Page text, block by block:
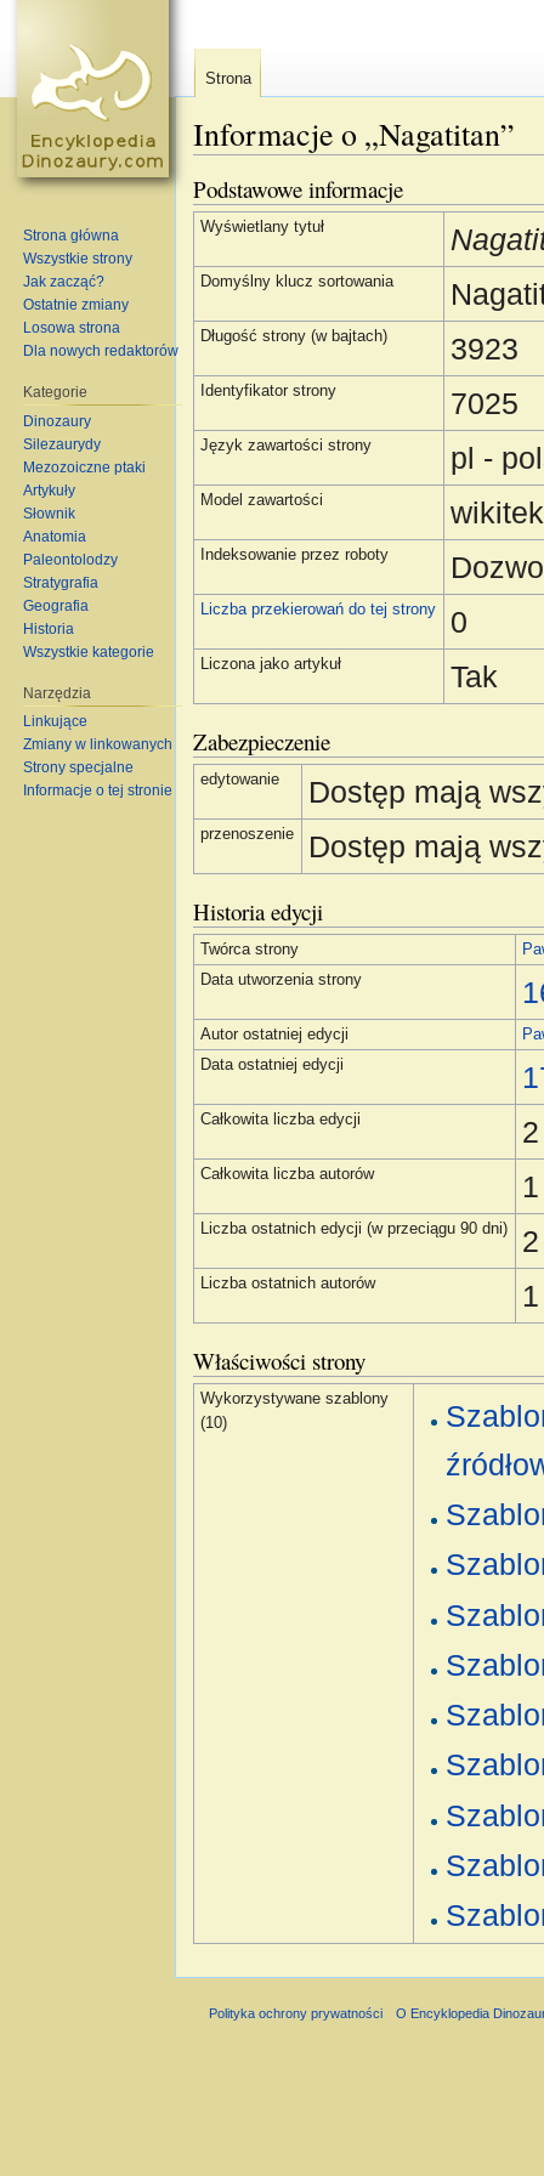
Informacje o „Nagatitan”
Podstawowe informacje
Wyświetlany tytuł
Domyślny klucz sortowania
Długość strony (w bajtach) 3923
Identyfikator strony 7025
Język zawartości strony pl -
Model zawartości
Indeksowanie przez roboty
Liczba przekierowań do tej strony 0
Liczona jako artykuł Tak
Zabezpieczenie
edytowanie Dostęp mają
przenoszenie Dostęp mają
Historia edycji
Twórca strony
Data utworzenia strony
Autor ostatniej edycji
Data ostatniej edycji
Całkowita liczba edycji 2
Całkowita liczba autorów 1
Liczba ostatnich edycji (w przeciągu 90 dni) 2
Liczba ostatnich autorów 1
Właściwości strony
Wykorzystywane szablony
(10)
Strona
Strona główna
Wszystkie strony
Jak zacząć?
Ostatnie zmiany
Losowa strona
Dla nowych redaktorów
Kategorie
Dinozaury
Silezaurydy
Mezozoiczne ptaki
Artykuły
Słownik
Anatomia
Paleontolodzy
Stratygrafia
Geografia
Historia
Wszystkie kategorie
Narzędzia
Linkujące
Zmiany w linkowanych
Strony specjalne
Informacje o tej stronie
Polityka ochrony prywatności O Encyklopedia